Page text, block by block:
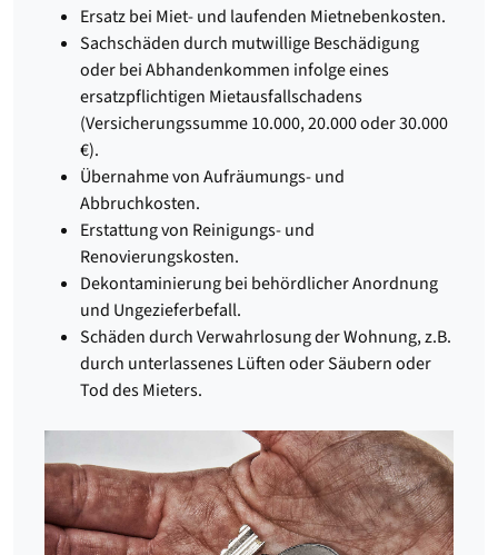
Ersatz bei Miet- und laufenden Mietnebenkosten.
Sachschäden durch mutwillige Beschädigung
oder bei Abhandenkommen infolge eines
ersatzpflichtigen Mietausfallschadens
(Versicherungssumme 10.000, 20.000 oder 30.000
€).
Übernahme von Aufräumungs- und
Abbruchkosten.
Erstattung von Reinigungs- und
Renovierungskosten.
Dekontaminierung bei behördlicher Anordnung
und Ungezieferbefall.
Schäden durch Verwahrlosung der Wohnung, z.B.
durch unterlassenes Lüften oder Säubern oder
Tod des Mieters.